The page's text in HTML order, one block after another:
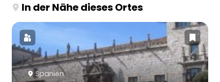
In der Nähe dieses Ortes
Spanien